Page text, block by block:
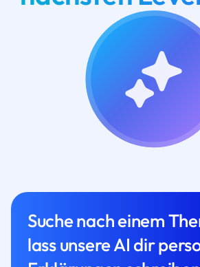
Suche nach einem
lass unsere AI dir